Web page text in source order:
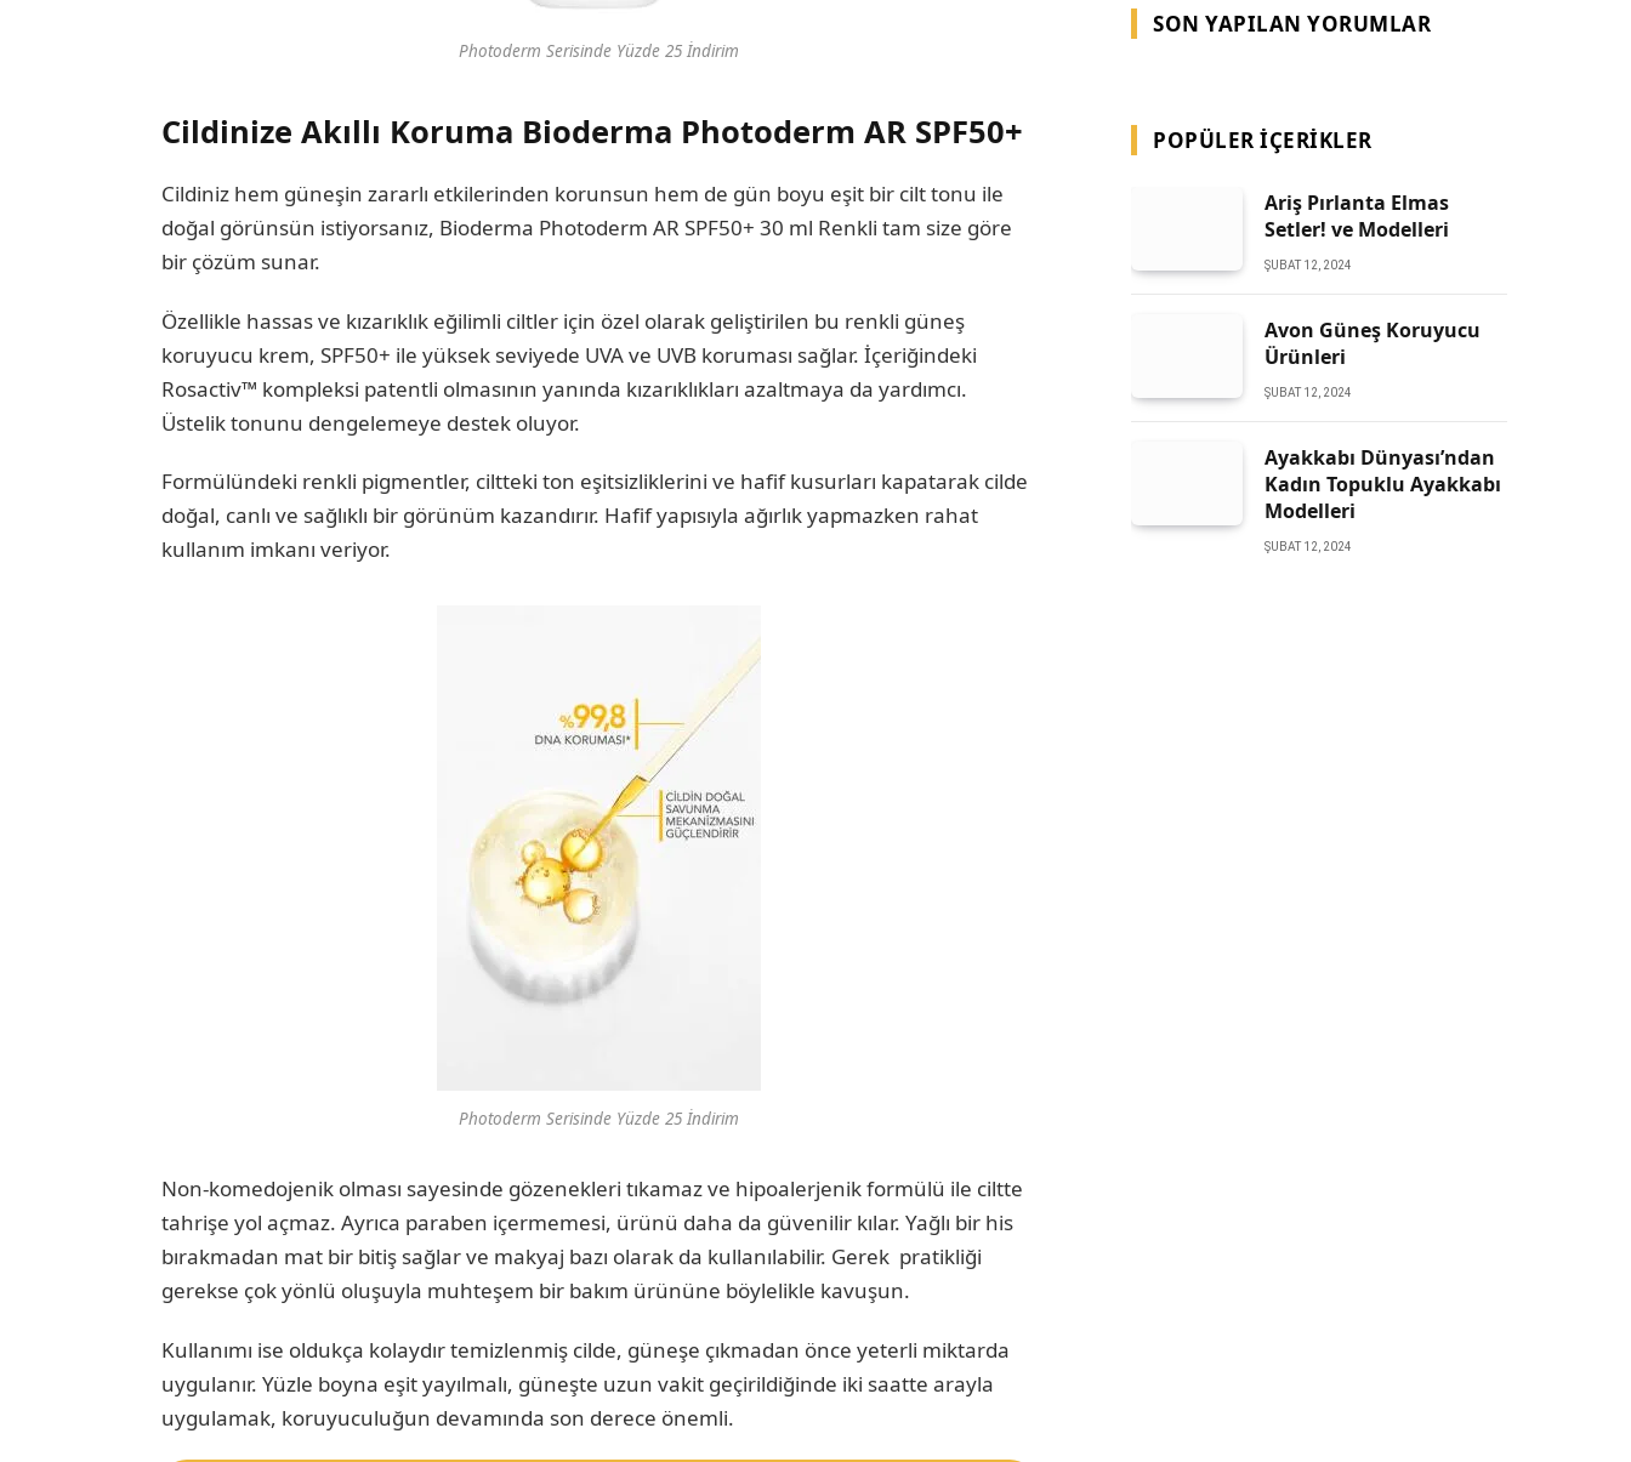
Photoderm Serisinde Yüzde 25 İndirim
Cildinize Akıllı Koruma Bioderma Photoderm AR SPF50+
Cildiniz hem güneşin zararlı etkilerinden korunsun hem de gün boyu eşit bir cilt tonu ile
doğal görünsün istiyorsanız, Bioderma Photoderm AR SPF50+ 30 ml Renkli tam size göre
bir çözüm sunar.
Özellikle hassas ve kızarıklık eğilimli ciltler için özel olarak geliştirilen bu renkli güneş
koruyucu krem, SPF50+ ile yüksek seviyede UVA ve UVB koruması sağlar. İçeriğindeki
Rosactiv™ kompleksi patentli olmasının yanında kızarıklıkları azaltmaya da yardımcı.
Üstelik tonunu dengelemeye destek oluyor.
Formülündeki renkli pigmentler, ciltteki ton eşitsizliklerini ve hafif kusurları kapatarak cilde
doğal, canlı ve sağlıklı bir görünüm kazandırır. Hafif yapısıyla ağırlık yapmazken rahat
kullanım imkanı veriyor.
Photoderm Serisinde Yüzde 25 İndirim
Non-komedojenik olması sayesinde gözenekleri tıkamaz ve hipoalerjenik formülü ile ciltte
tahrişe yol açmaz. Ayrıca paraben içermemesi, ürünü daha da güvenilir kılar. Yağlı bir his
bırakmadan mat bir bitiş sağlar ve makyaj bazı olarak da kullanılabilir. Gerek pratikliği
gerekse çok yönlü oluşuyla muhteşem bir bakım ürününe böylelikle kavuşun.
Kullanımı ise oldukça kolaydır temizlenmiş cilde, güneşe çıkmadan önce yeterli miktarda
uygulanır. Yüzle boyna eşit yayılmalı, güneşte uzun vakit geçirildiğinde iki saatte arayla
uygulamak, koruyuculuğun devamında son derece önemli.
SON YAPILAN YORUMLAR
POPÜLER İÇERIKLER
Ariş Pırlanta Elmas
Setler! ve Modelleri
ŞUBAT 12, 2024
Avon Güneş Koruyucu
Ürünleri
ŞUBAT 12, 2024
Ayakkabı Dünyası’ndan
Kadın Topuklu Ayakkabı
Modelleri
ŞUBAT 12, 2024